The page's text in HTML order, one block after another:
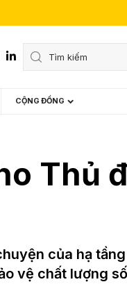
CỘNG ĐỒNG
Thủ
của hạ
vệ chất lượng